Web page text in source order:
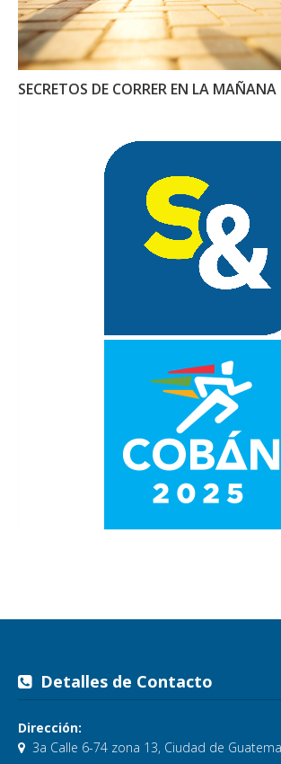
SECRETOS DE CORRER EN LA MAÑANA
Detalles de Contacto
Dirección:
3a Calle 6-74 zona 13, Ciudad de